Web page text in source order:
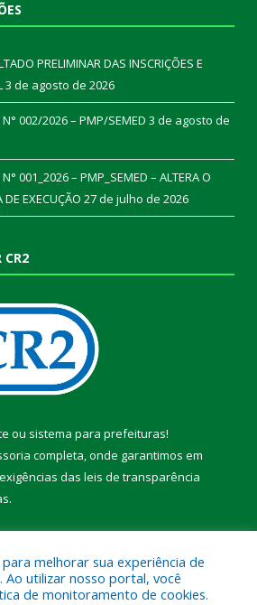
PRELIMINAR DAS INSCRIÇÕES E
3 de agosto de 2026
N° 002/2026 – PMP/SEMED 3 de agosto de
N° 001_2026 – PMP_SEMED – ALTERA O
EXECUÇÃO 27 de julho de 2026
CR2
ou sistema para prefeituras!
completa, onde garantimos em
das leis de transparência
melhorar sua experiência de
Ao utilizar nosso portal, você
de monitoramento de cookies.